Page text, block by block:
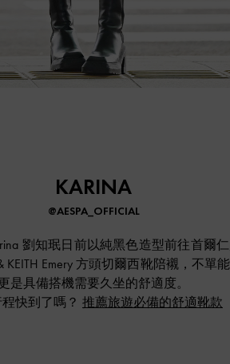
KARINA
@AESPA_OFFICIAL
劉知珉日前以純黑色造型前往首爾
KEITH Emery 方頭切爾西靴陪襯，不單
是具備搭機需要久坐的舒適度。
快到了嗎？ 推薦旅遊必備的舒適靴款